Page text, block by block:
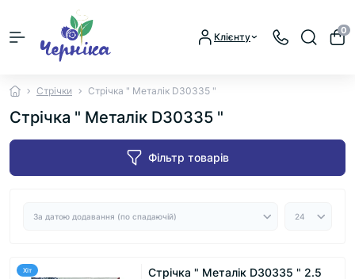
Клієнту
0
Стрічки Стрічка " Металік D30335 "
Стрічка " Металік D30335 "
Фільтр товарів
Хіт
Стрічка " Металік D30335 " 2.5